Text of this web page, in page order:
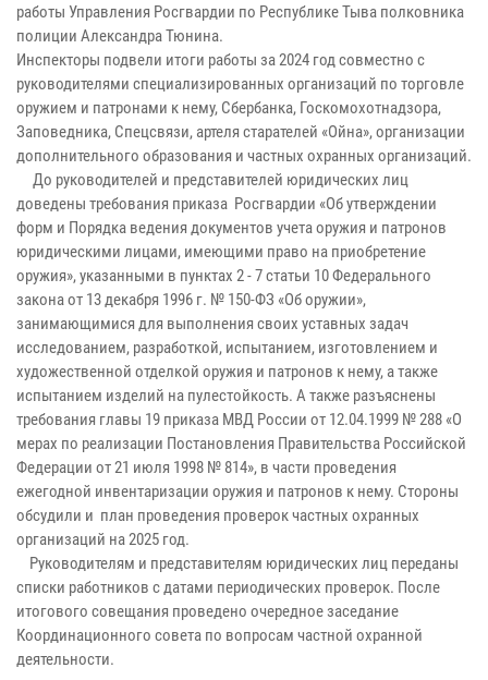
работы Управления Росгвардии по Республике Тыва полковника
полиции Александра Тюнина.
Инспекторы подвели итоги работы за 2024 год совместно с
руководителями специализированных организаций по торговле
оружием и патронами к нему, Сбербанка, Госкомохотнадзора,
Заповедника, Спецсвязи, артеля старателей «Ойна», организации
дополнительного образования и частных охранных организаций.
До руководителей и представителей юридических лиц
доведены требования приказа Росгвардии «Об утверждении
форм и Порядка ведения документов учета оружия и патронов
юридическими лицами, имеющими право на приобретение
оружия», указанными в пунктах 2 - 7 статьи 10 Федерального
закона от 13 декабря 1996 г. № 150-ФЗ «Об оружии»,
занимающимися для выполнения своих уставных задач
исследованием, разработкой, испытанием, изготовлением и
художественной отделкой оружия и патронов к нему, а также
испытанием изделий на пулестойкость. А также разъяснены
требования главы 19 приказа МВД России от 12.04.1999 № 288 «О
мерах по реализации Постановления Правительства Российской
Федерации от 21 июля 1998 № 814», в части проведения
ежегодной инвентаризации оружия и патронов к нему. Стороны
обсудили и план проведения проверок частных охранных
организаций на 2025 год.
Руководителям и представителям юридических лиц переданы
списки работников с датами периодических проверок. После
итогового совещания проведено очередное заседание
Координационного совета по вопросам частной охранной
деятельности.